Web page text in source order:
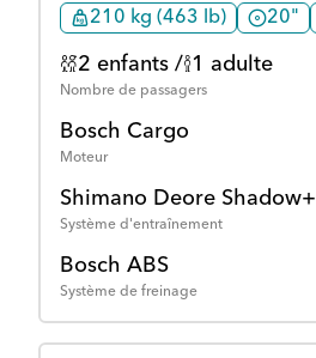
210 kg (463 lb) 20"
2 enfants / 1 adulte
Nombre de passagers
Bosch Cargo
Moteur
Shimano Deore Shadow+
Système d'entraînement
Bosch ABS
Système de freinage